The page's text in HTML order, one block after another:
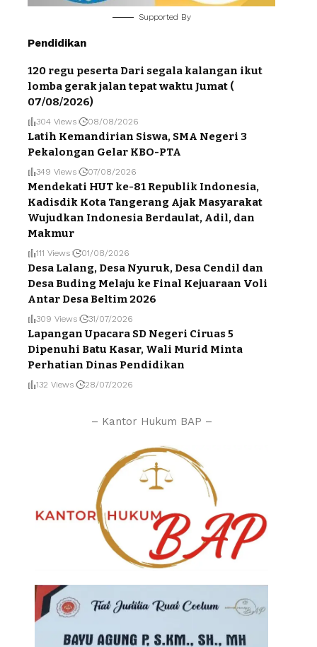
Supported By
Pendidikan
120 regu peserta Dari segala kalangan ikut
lomba gerak jalan tepat waktu Jumat (
07/08/2026)
304 Views 08/08/2026
Latih Kemandirian Siswa, SMA Negeri 3
Pekalongan Gelar KBO-PTA
349 Views 07/08/2026
Mendekati HUT ke-81 Republik Indonesia,
Kadisdik Kota Tangerang Ajak Masyarakat
Wujudkan Indonesia Berdaulat, Adil, dan
Makmur
111 Views 01/08/2026
Desa Lalang, Desa Nyuruk, Desa Cendil dan
Desa Buding Melaju ke Final Kejuaraan Voli
Antar Desa Beltim 2026
309 Views 31/07/2026
Lapangan Upacara SD Negeri Ciruas 5
Dipenuhi Batu Kasar, Wali Murid Minta
Perhatian Dinas Pendidikan
132 Views 28/07/2026
– Kantor Hukum BAP –